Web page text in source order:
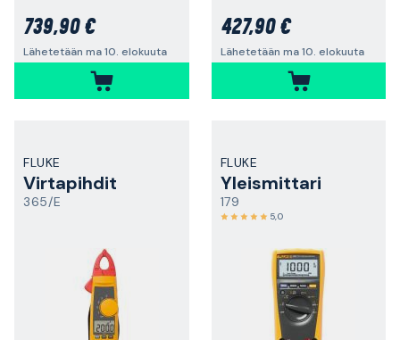
739,90 €
Lähetetään ma 10. elokuuta
427,90 €
Lähetetään ma 10. elokuuta
FLUKE
Virtapihdit
365/E
FLUKE
Yleismittari
179
5,0